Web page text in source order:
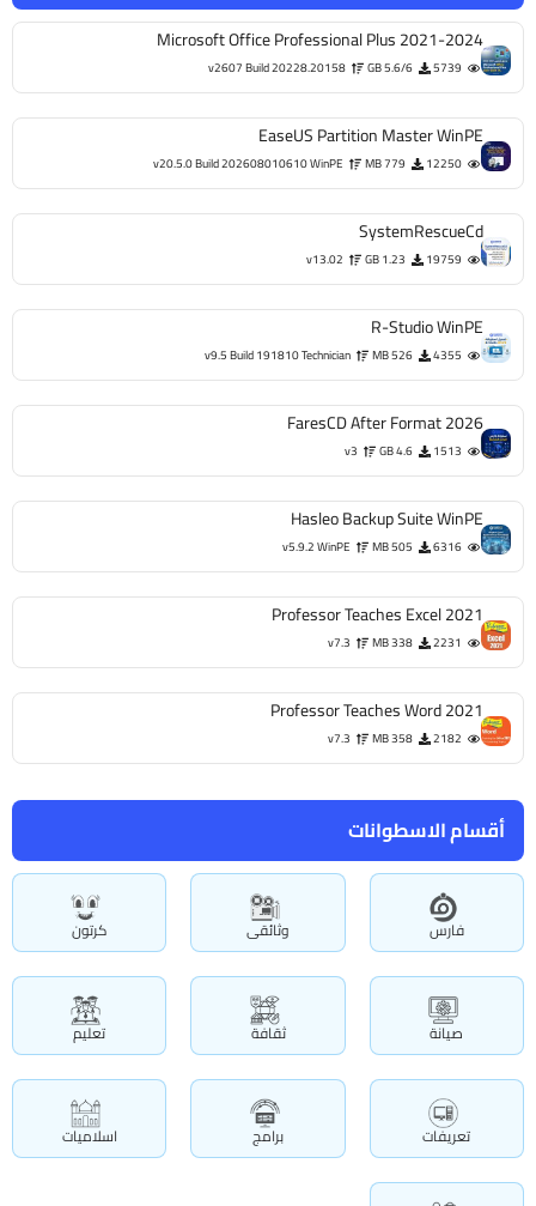
أقسام الاسطوانات
فارس وثائقى كرتون
صيانة ثقافة تعليم
تعريفات برامج اسلاميات
Microsoft Office Professional Plus 2021-2024
5739
5.6/6 GB
v2607 Build 20228.20158
EaseUS Partition Master WinPE
12250
779 MB
v20.5.0 Build 202608010610 WinPE
SystemRescueCd
19759
1.23 GB
v13.02
R-Studio WinPE
4355
526 MB
v9.5 Build 191810 Technician
FaresCD After Format 2026
1513
4.6 GB
v3
Hasleo Backup Suite WinPE
6316
505 MB
v5.9.2 WinPE
Professor Teaches Excel 2021
2231
338 MB
v7.3
Professor Teaches Word 2021
2182
358 MB
v7.3